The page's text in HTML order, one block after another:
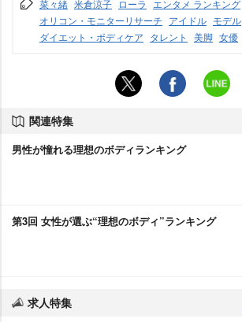
菜々緒 米倉涼子 ローラ
エンタメ ランキング
オリコン・モニターリサーチ アイドル モデル
ダイエット・ボディケア タレント 美脚 女優
関連特集
男性が憧れる理想のボディランキング
第3回 女性が選ぶ“理想のボディ”ランキング
求人特集